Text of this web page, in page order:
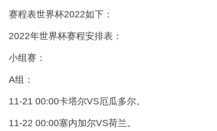
赛程表世界杯2022如下：
2022年世界杯赛程安排表：
小组赛：
A组：
11-21 00:00卡塔尔VS厄瓜多尔。
11-22 00:00塞内加尔VS荷兰。